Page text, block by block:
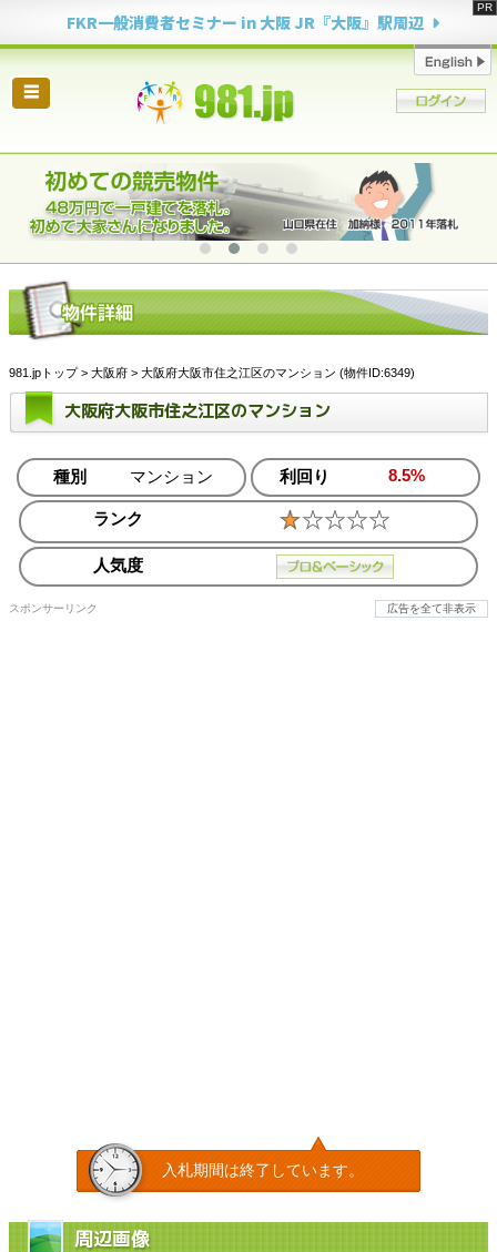
FKR一般消費者セミナー in 大阪 JR『大阪』駅周辺
☰
981.jpトップ> 大阪府 > 大阪府大阪市住之江区のマンション (物件ID:6349)
大阪府大阪市住之江区のマンション
種別 マンション 利回り 8.5%
ランク
人気度
スポンサーリンク 広告を全て非表示
入札期間は終了しています。
周辺画像